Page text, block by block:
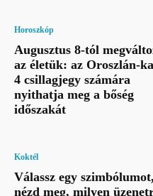
Horoszkóp
Augusztus 8-tól
az életük: az Oroszlán-
4 csillagjegy számára
nyithatja meg a bőség
időszakát
Koktél
Válassz egy
nézd meg, milyen